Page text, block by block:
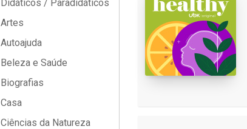
Didáticos / Paradidáticos
Artes
Autoajuda
Beleza e Saúde
Biografias
Casa
Ciências da Natureza